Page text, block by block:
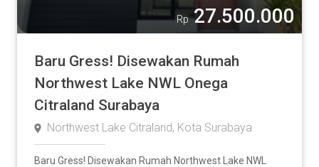
Rp 27.500.000
Baru Gress! Disewakan Rumah
Northwest Lake NWL Onega
Citraland Surabaya
Northwest Lake Citraland, Kota Surabaya
Baru Gress! Disewakan Rumah Northwest Lake NWL